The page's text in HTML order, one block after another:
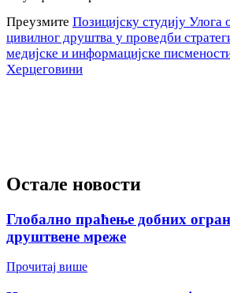
Преузмите Позицијску студију Улога
цивилног друштва у проведби
медијске и информацијске
Херцеговини
Остале новости
Глобално праћење добних
друштвене мреже
Прочитај више